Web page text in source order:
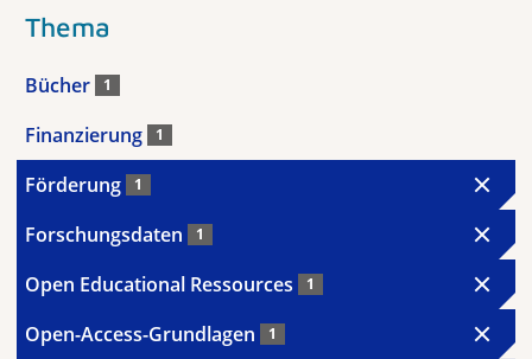
Thema
Bücher 1
Finanzierung 1
Förderung 1
Forschungsdaten 1
Open Educational Ressources 1
Open-Access-Grundlagen 1